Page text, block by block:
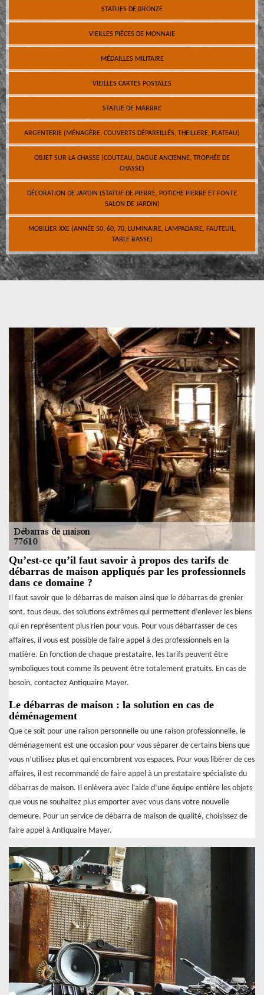
STATUES DE BRONZE
VIEILLES PIÈCES DE MONNAIE
MÉDAILLES MILITAIRE
VIEILLES CARTES POSTALES
STATUE DE MARBRE
ARGENTERIE (MÉNAGÈRE, COUVERTS DÉPAREILLÉS, THEILLERE, PLATEAU)
OBJET SUR LA CHASSE (COUTEAU, DAGUE ANCIENNE, TROPHÉE DE
CHASSE)
DÉCORATION DE JARDIN (STATUE DE PIERRE, POTICHE PIERRE ET FONTE
SALON DE JARDIN)
MOBILIER XXE (ANNÉE 50, 60, 70, LUMINAIRE, LAMPADAIRE, FAUTEUIL,
TABLE BASSE)
Qu’est-ce qu’il faut savoir à propos des tarifs de
débarras de maison appliqués par les professionnels
dans ce domaine ?
Il faut savoir que le débarras de maison ainsi que le débarras de grenier
sont, tous deux, des solutions extrêmes qui permettent d’enlever les biens
qui en représentent plus rien pour vous. Pour vous débarrasser de ces
affaires, il vous est possible de faire appel à des professionnels en la
matière. En fonction de chaque prestataire, les tarifs peuvent être
symboliques tout comme ils peuvent être totalement gratuits. En cas de
besoin, contactez Antiquaire Mayer.
Le débarras de maison : la solution en cas de
déménagement
Que ce soit pour une raison personnelle ou une raison professionnelle, le
déménagement est une occasion pour vous séparer de certains biens que
vous n’utilisez plus et qui encombrent vos espaces. Pour vous libérer de ces
affaires, il est recommandé de faire appel à un prestataire spécialiste du
débarras de maison. Il enlèvera avec l’aide d’une équipe entière les objets
que vous ne souhaitez plus emporter avec vous dans votre nouvelle
demeure. Pour un service de débarra de maison de qualité, choisissez de
faire appel à Antiquaire Mayer.